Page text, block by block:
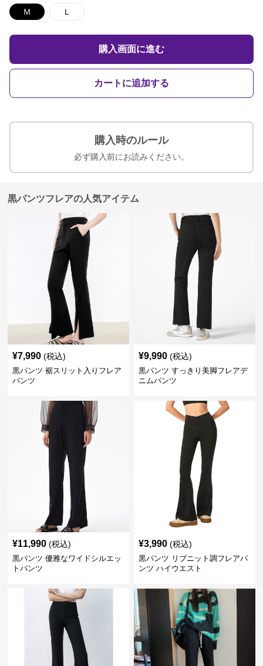
Ｍ Ｌ
購入画面に進む
カートに追加する
購入時のルール
必ず購入前にお読みください。
黒パンツフレアの人気アイテム
¥7,990 (税込)
黒パンツ 裾スリット入りフレア
パンツ
¥9,990 (税込)
黒パンツ すっきり美脚フレアデ
ニムパンツ
¥11,990 (税込)
黒パンツ 優雅なワイドシルエッ
トパンツ
¥3,990 (税込)
黒パンツ リブニット調フレアパ
ンツ ハイウエスト